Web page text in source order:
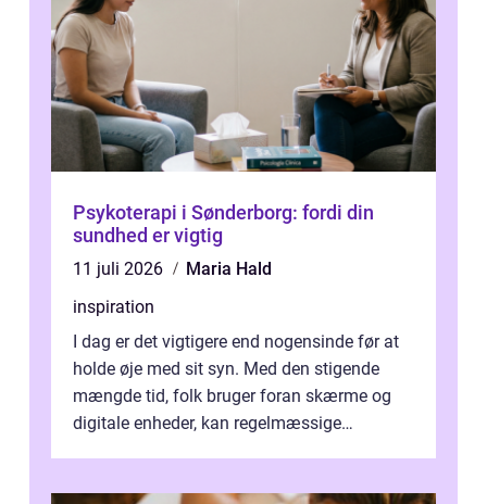
Psykoterapi i Sønderborg: fordi din
sundhed er vigtig
11 juli 2026
Maria Hald
inspiration
I dag er det vigtigere end nogensinde før at
holde øje med sit syn. Med den stigende
mængde tid, folk bruger foran skærme og
digitale enheder, kan regelmæssige